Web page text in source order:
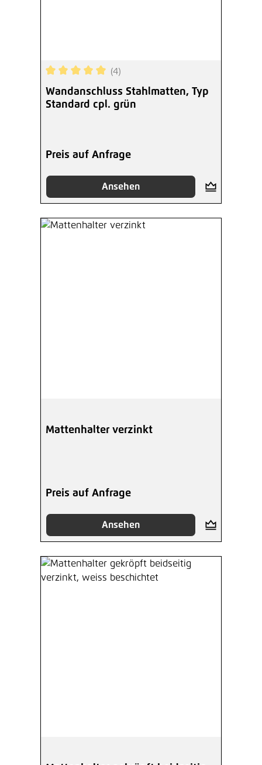
Durchschnittliche Bewertung von 5 von 5
(4)
Wandanschluss Stahlmatten, Typ
Standard cpl. grün
Preis auf Anfrage
Ansehen
Mattenhalter verzinkt
Preis auf Anfrage
Ansehen